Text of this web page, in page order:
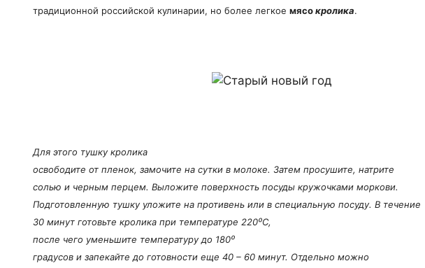
традиционной российской кулинарии, но более легкое мясокролика.
Для этого тушку кролика
освободите от пленок, замочите на сутки в молоке. Затем просушите, натрите
солью и черным перцем. Выложите поверхность посуды кружочками моркови.
Подготовленную тушку уложите на противень или в специальную посуду. В течение
30 минут готовьте кролика при температуре 220⁰С,
после чего уменьшите температуру до 180⁰
градусов и запекайте до готовности еще 40 – 60 минут. Отдельно можно